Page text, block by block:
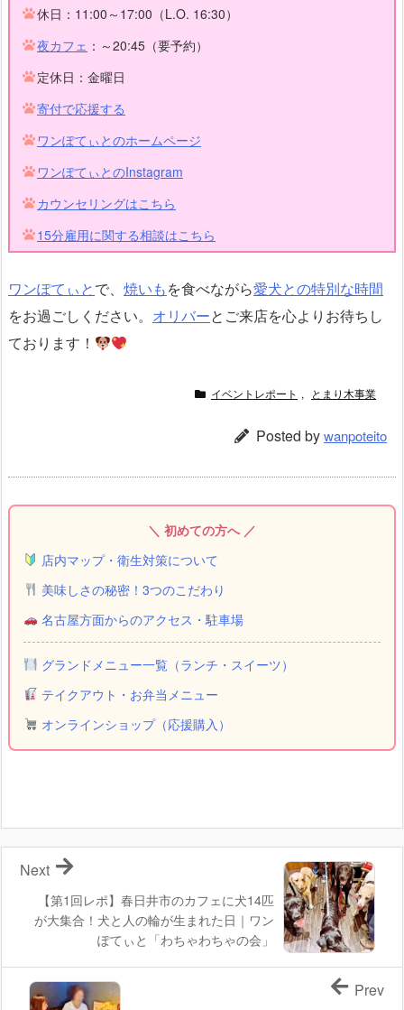
休日：11:00～17:00（L.O. 16:30）
夜カフェ ：～20:45（要予約）
定休日：金曜日
寄付で応援する
ワンぽてぃとのホームページ
ワンぽてぃとのInstagram
カウンセリングはこちら
15分雇用に関する相談はこちら
ワンぽてぃとで、 焼いもを食べながら愛犬との特別な時間
をお過ごしください。 オリバーとご来店を心よりお待ちし
ております！
イベントレポート , とまり木事業
Posted bywanpoteito
＼ 初めての方へ ／
店内マップ・衛生対策について
美味しさの秘密！3つのこだわり
名古屋方面からのアクセス・駐車場
グランドメニュー一覧（ランチ・スイーツ）
テイクアウト・お弁当メニュー
オンラインショップ（応援購入）
【第1回レポ】春日井市のカフェに犬14匹
が大集合！犬と人の輪が生まれた日｜ワン
ぽてぃと「わちゃわちゃの会」
Next
Prev